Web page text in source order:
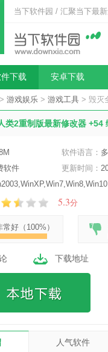
当下软件园 / 汇聚当下最
下载 安卓下载
> 游戏娱乐 > 游戏工具 > 毁灭
类2重制版最新修改器 +54
软件语言：
软件 更新时间：
5.3分
常好（ 100% ）
下载地址
人气软件